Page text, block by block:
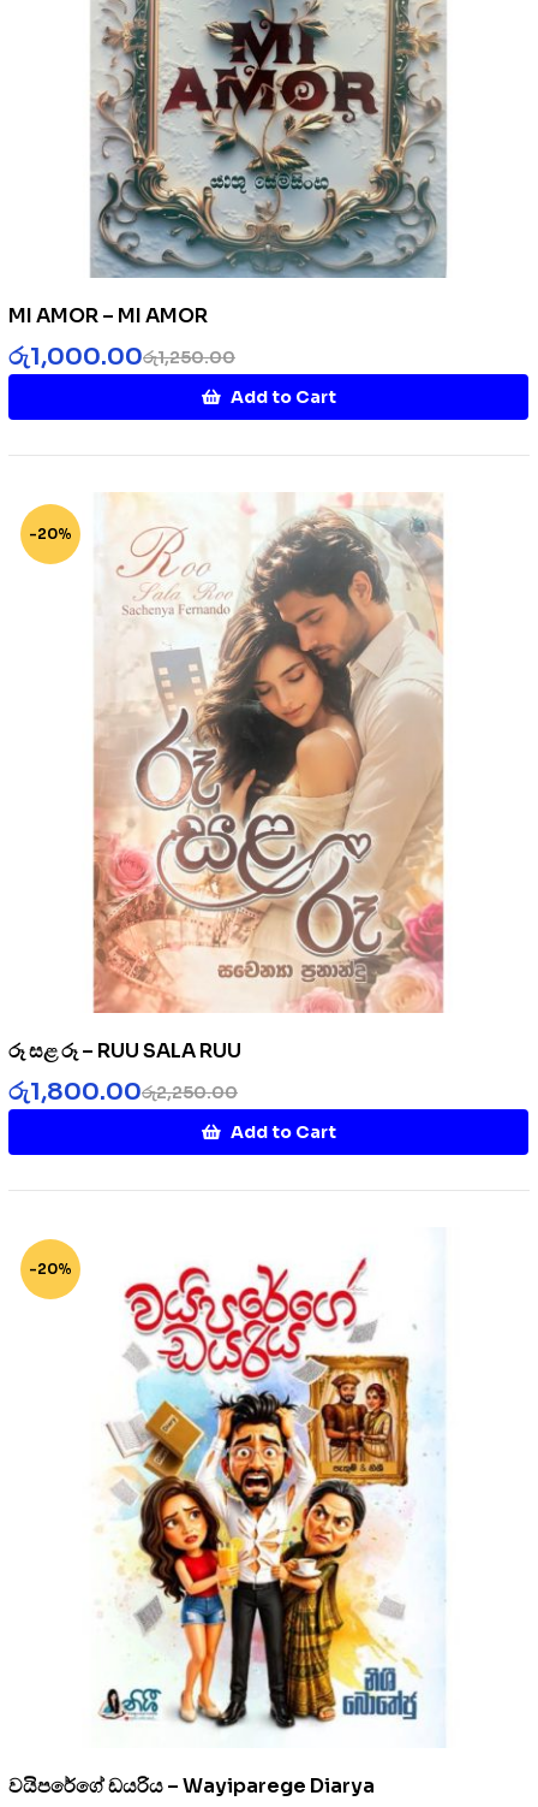
MI AMOR – MI AMOR
රු1,250.00
රු1,000.00
Add to Cart
-20%
රූ සළ රූ – RUU SALA RUU
රු2,250.00
රු1,800.00
Add to Cart
-20%
වයිපරේගේ ඩයරිය – Wayiparege Diarya